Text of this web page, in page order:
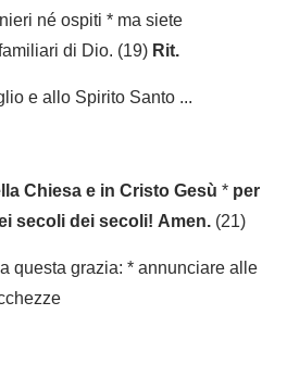
né ospiti * ma siete
di Dio. (19)Rit.
e allo Spirito Santo ...
Chiesa e in Cristo Gesù*per
secoli dei secoli! Amen.(21)
questa grazia: * annunciare alle